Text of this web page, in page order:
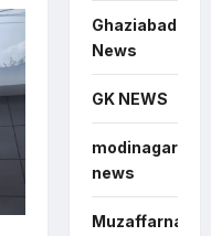
Ghaziabad
News
GK NEWS
modinagar
news
Muzaffarnagar